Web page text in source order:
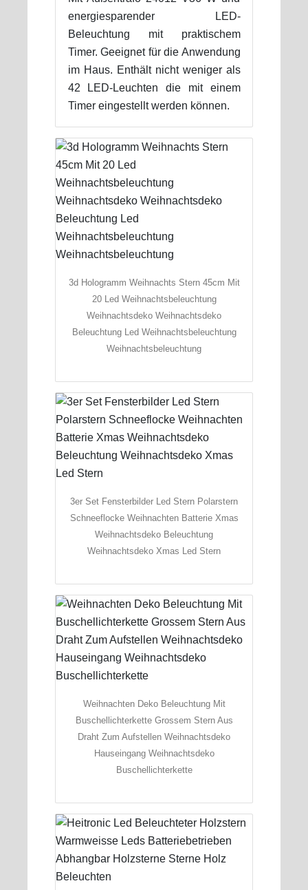
energiesparender LED-
Beleuchtung mit praktischem
Timer. Geeignet für die Anwendung
im Haus. Enthält nicht weniger als
42 LED-Leuchten die mit einem
Timer eingestellt werden können.
3d Hologramm Weihnachts Stern 45cm Mit
20 Led Weihnachtsbeleuchtung
Weihnachtsdeko Weihnachtsdeko
Beleuchtung Led Weihnachtsbeleuchtung
Weihnachtsbeleuchtung
3er Set Fensterbilder Led Stern Polarstern
Schneeflocke Weihnachten Batterie Xmas
Weihnachtsdeko Beleuchtung
Weihnachtsdeko Xmas Led Stern
Weihnachten Deko Beleuchtung Mit
Buschellichterkette Grossem Stern Aus
Draht Zum Aufstellen Weihnachtsdeko
Hauseingang Weihnachtsdeko
Buschellichterkette